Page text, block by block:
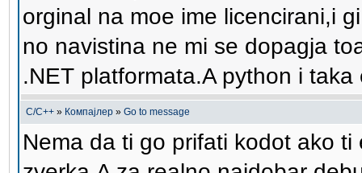
orginal na moe ime licencirani,i
no navistina ne mi se dopagja
.NET platformata.A python i
C/C++ » Компајлер » Go to message
Nema da ti go prifati kodot ako